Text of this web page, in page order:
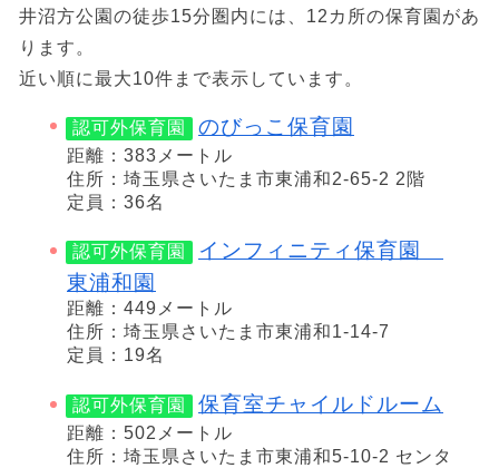
井沼方公園の徒歩15分圏内には、12カ所の保育園があ
ります。
近い順に最大10件まで表示しています。
認可外保育園 のびっこ保育園
距離：383メートル
住所：埼玉県さいたま市東浦和2-65-2 2階
定員：36名
認可外保育園
インフィニティ保育園
東浦和園
距離：449メートル
住所：埼玉県さいたま市東浦和1-14-7
定員：19名
認可外保育園 保育室チャイルドルーム
距離：502メートル
住所：埼玉県さいたま市東浦和5-10-2 センタ